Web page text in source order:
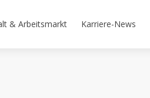
& Arbeitsmarkt Karriere-News